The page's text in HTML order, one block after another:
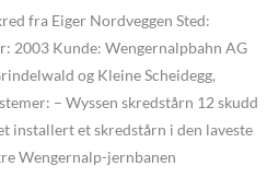
fra Eiger Nordveggen Sted:
2003 Kunde: Wengernalpbahn AG
og Kleine Scheidegg,
– Wyssen skredstårn 12 skudd
installert et skredstårn i den laveste
Wengernalp-jernbanen